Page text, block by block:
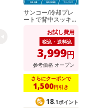
サンコー/冷却プレ
ートで背中スッキリ
ル」 (冷却プレート
&送風のW冷却/吸気
口/男女兼用)/SENA
CLSWH
お試し費用
税込・送料込
3,999円
参考価格 オープン
さらにクーポンで
1,500円引き
18.1ポイント